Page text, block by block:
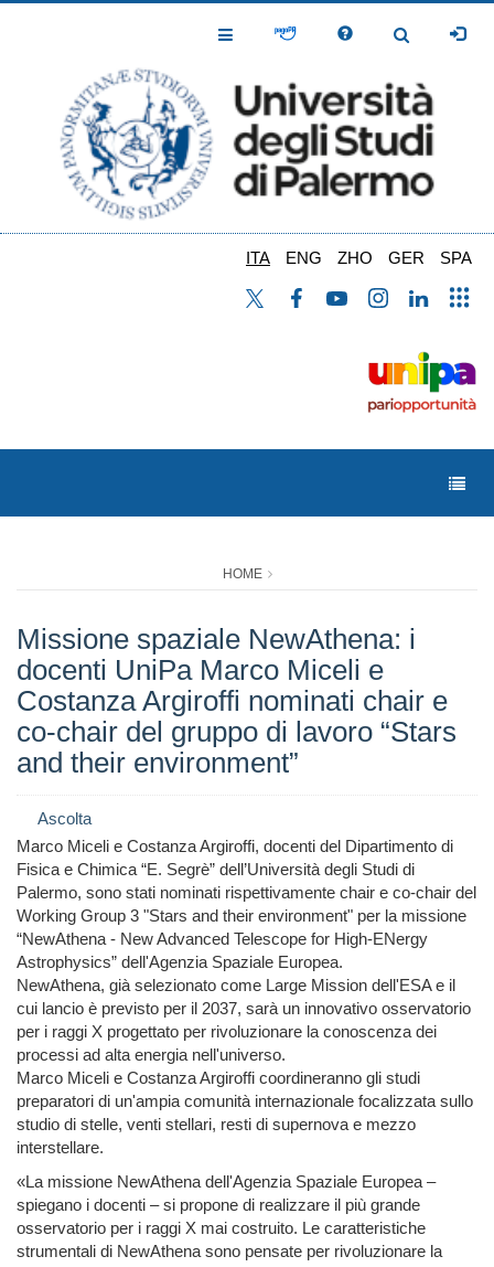
Toggle
Toggle
ITA ENG ZHO GER SPA
HOME
Missione spaziale NewAthena: i
docenti UniPa Marco Miceli e
Costanza Argiroffi nominati chair e
co-chair del gruppo di lavoro “Stars
and their environment”
Ascolta
Marco Miceli e Costanza Argiroffi, docenti del Dipartimento di
Fisica e Chimica “E. Segrè” dell’Università degli Studi di
Palermo, sono stati nominati rispettivamente chair e co-chair del
Working Group 3 "Stars and their environment" per la missione
“NewAthena - New Advanced Telescope for High-ENergy
Astrophysics” dell'Agenzia Spaziale Europea.
NewAthena, già selezionato come Large Mission dell'ESA e il
cui lancio è previsto per il 2037, sarà un innovativo osservatorio
per i raggi X progettato per rivoluzionare la conoscenza dei
processi ad alta energia nell'universo.
Marco Miceli e Costanza Argiroffi coordineranno gli studi
preparatori di un'ampia comunità internazionale focalizzata sullo
studio di stelle, venti stellari, resti di supernova e mezzo
interstellare.
«La missione NewAthena dell'Agenzia Spaziale Europea –
spiegano i docenti – si propone di realizzare il più grande
osservatorio per i raggi X mai costruito. Le caratteristiche
strumentali di NewAthena sono pensate per rivoluzionare la